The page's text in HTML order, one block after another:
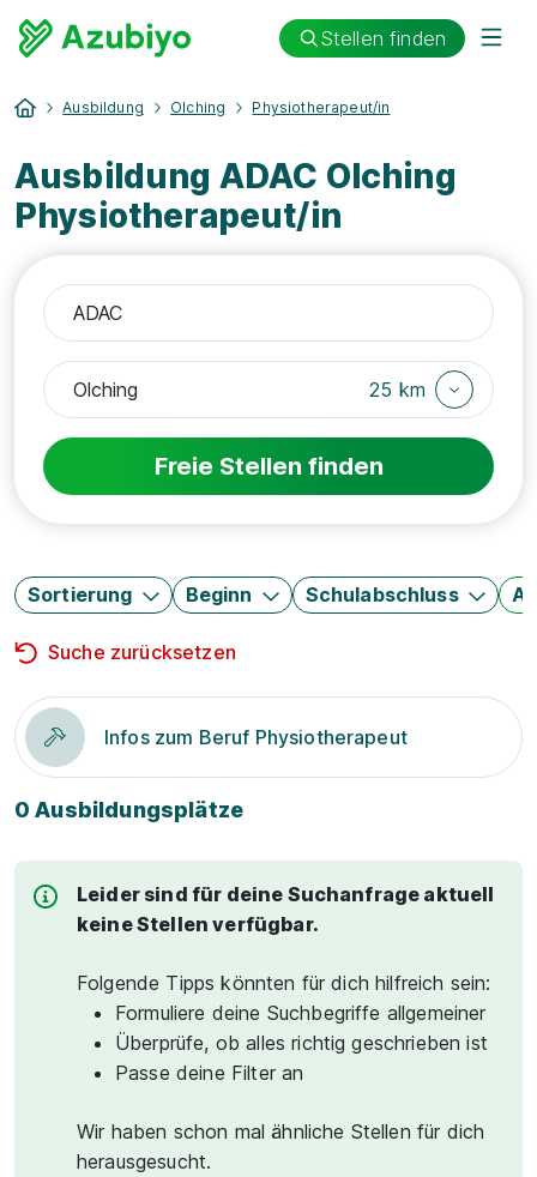
Stellen finden
Ausbildung Olching Physiotherapeut/in
Ausbildung ADAC Olching
Physiotherapeut/in
25 km
Freie Stellen finden
Sortierung Beginn Schulabschluss
Suche zurücksetzen
Infos zum Beruf Physiotherapeut
0 Ausbildungsplätze
Leider sind für deine Suchanfrage aktuell
keine Stellen verfügbar.
Folgende Tipps könnten für dich hilfreich sein:
Formuliere deine Suchbegriffe allgemeiner
Überprüfe, ob alles richtig geschrieben ist
Passe deine Filter an
Wir haben schon mal ähnliche Stellen für dich
herausgesucht.